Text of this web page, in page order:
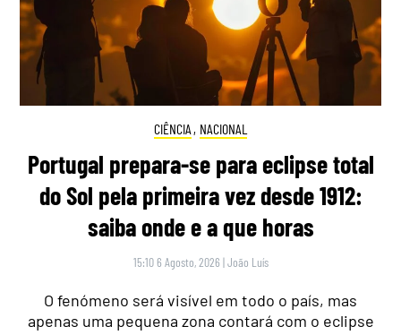
CIÊNCIA , NACIONAL
Portugal prepara-se para eclipse total
do Sol pela primeira vez desde 1912:
saiba onde e a que horas
15:10 6 Agosto, 2026 |João Luís
O fenómeno será visível em todo o país, mas
apenas uma pequena zona contará com o eclipse